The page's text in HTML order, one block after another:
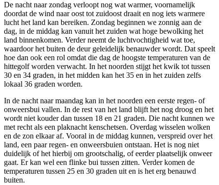
De nacht naar zondag verloopt nog wat warmer, voornamelijk
doordat de wind naar oost tot zuidoost draait en nog iets warmere
lucht het land kan bereiken. Zondag beginnen we zonnig aan de
dag, in de middag kan vanuit het zuiden wat hoge bewolking het
land binnenkomen. Verder neemt de luchtvochtigheid wat toe,
waardoor het buiten de deur geleidelijk benauwder wordt. Dat speelt
hoe dan ook een rol omdat die dag de hoogste temperaturen van de
hittegolf worden verwacht. In het noorden stijgt het kwik tot tussen
30 en 34 graden, in het midden kan het 35 en in het zuiden zelfs
lokaal 36 graden worden.
In de nacht naar maandag kan in het noorden een eerste regen- of
onweersbui vallen. In de rest van het land blijft het nog droog en het
wordt niet kouder dan tussen 18 en 21 graden. Die nacht kunnen we
met recht als een plaknacht kenschetsen. Overdag wisselen wolken
en de zon elkaar af. Vooral in de middag kunnen, verspreid over het
land, een paar regen- en onweersbuien ontstaan. Het is nog niet
duidelijk of het hierbij om grootschalig, of eerder plaatselijk onweer
gaat. Er kan wel een flinke bui tussen zitten. Verder komen de
temperaturen tussen 25 en 30 graden uit en is het erg benauwd
buiten.